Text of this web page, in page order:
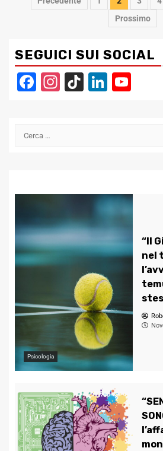
Prossimo
SEGUICI SUI SOCIAL
Facebook
Instagram
TikTok
Ricerca
Psicologia
“Il
nel